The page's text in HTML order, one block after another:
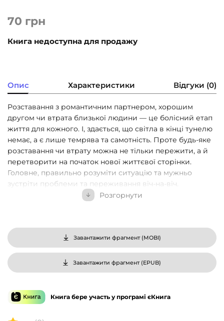
70 грн
Книга недоступна для продажу
Опис Характеристики Відгуки (0)
Розставання з романтичним партнером, хорошим
другом чи втрата близької людини — це болісний етап
життя для кожного. І, здається, що світла в кінці тунелю
немає, а є лише темрява та самотність. Проте будь-яке
розставання чи втрату можна не тільки пережити, а й
перетворити на початок нової життєвої сторінки.
Головне, правильно розуміти ситуацію та мужньо
зустріти проблеми та переживання віч-на-віч.
Прочитавши цю книжку, ви:
Зрозумієте, чому вас покинули, і переконаєтеся,
чи причина дійсно у вас
Напишете прощального листа минулому
Розгорнути
Завантажити фрагмент (MOBI)
Завантажити фрагмент (EPUB)
Книга бере участь у програмі єКнига